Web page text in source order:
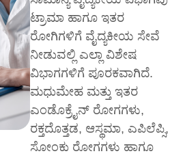
ಟ್ರಾಮಾ ಹಾಗೂ ಇತರ
ರೋಗಿಗಳಿಗೆ ವೈದ್ಯಕೀಯ ಸೇವೆ
ನೀಡುವಲ್ಲಿ ಎಲ್ಲಾ ವಿಶೇಷ
ವಿಭಾಗಗಳಿಗೆ ಪೂರಕವಾಗಿದೆ.
ಮಧುಮೇಹ ಮತ್ತು ಇತರ
ಎಂಡೊಕ್ರೈನ್ ರೋಗಗಳು,
ರಕ್ತದೊತ್ತಡ, ಆಸ್ಥಮಾ, ಎಪಿಲೆಪ್ಸಿ,
ಸೋಂಕು ರೋಗಗಳು ಹಾಗೂ